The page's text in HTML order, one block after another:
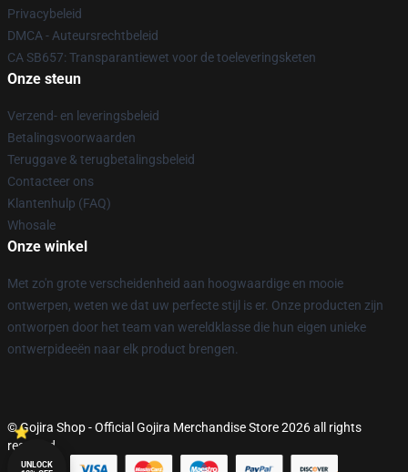
Privacybeleid
DMCA - Auteursrechtbeleid
CA SB657: Transparantiewet voor de toeleveringsketen
Onze steun
Verzend- en leveringsbeleid
Betalingsvoorwaarden
Teruggave & terugbetalingsbeleid
Contacteer ons
Klantenhulp (FAQ)
Whosale
Onze winkel
Met zo'n grote verscheidenheid aan hoogwaardige en mooie
ontwerpen, weten we dat uw perfecte stijl is er. Onze producten zijn
ontworpen door het team van wereldklasse die hun eigen unieke
ontwerpideeën naar elk product brengen.
© Gojira Shop - Official Gojira Merchandise Store 2026 all rights
reserved
UNLOCK